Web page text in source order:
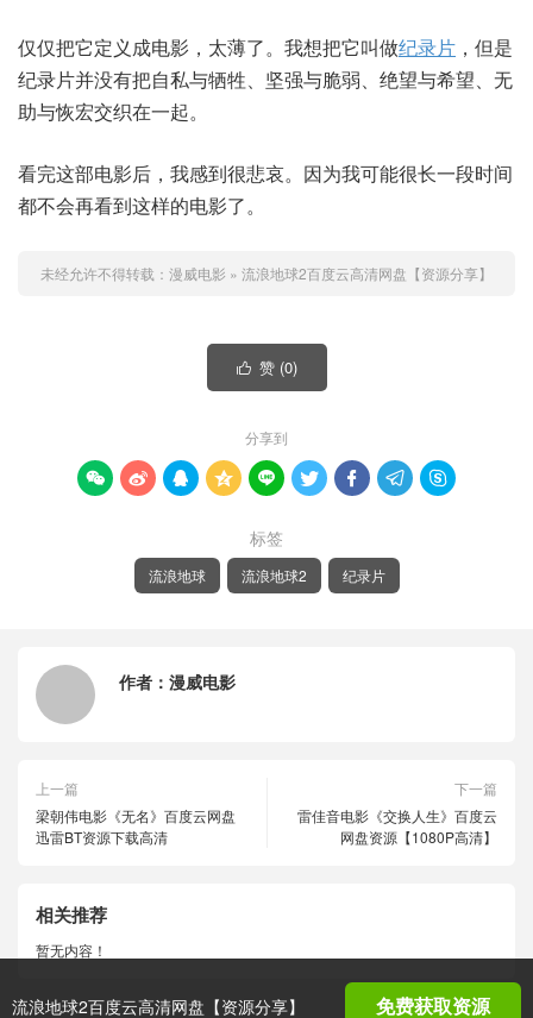
流浪地球2百度云高清网盘【资源分享】 免费获取资源
仅仅把它定义成电影，太薄了。我想把它叫做纪录片 ，但是
纪录片并没有把自私与牺牲、坚强与脆弱、绝望与希望、无
助与恢宏交织在一起。
看完这部电影后，我感到很悲哀。因为我可能很长一段时间
都不会再看到这样的电影了。
未经允许不得转载： 漫威电影 » 流浪地球2百度云高清网盘【资源分享】
 赞 (0)
分享到
        
标签
流浪地球 流浪地球2 纪录片
作者： 漫威电影
上一篇
梁朝伟电影《无名》百度云网盘
迅雷BT资源下载高清
下一篇
雷佳音电影《交换人生》百度云
网盘资源【1080P高清】
相关推荐
暂无内容！